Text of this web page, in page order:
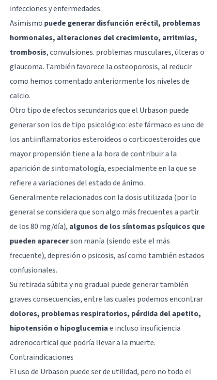
infecciones y enfermedades.
Asimismo puede generar disfunción eréctil, problemas
hormonales, alteraciones del crecimiento, arritmias,
trombosis,convulsiones. problemas musculares, úlceras o
glaucoma. También favorece la osteoporosis, al reducir
como hemos comentado anteriormente los niveles de
calcio.
Otro tipo de efectos secundarios que el Urbason puede
generar son los de tipo psicológico: este fármaco es uno de
los antiinflamatorios esteroideos o corticoesteroides que
mayor propensión tiene a la hora de contribuir a la
aparición de sintomatología, especialmente en la que se
refiere a variaciones del estado de ánimo.
Generalmente relacionados con la dosis utilizada (por lo
general se considera que son algo más frecuentes a partir
de los 80 mg/día), algunos de los síntomas psíquicos que
pueden aparecerson manía (siendo este el más
frecuente), depresión o psicosis, así como también estados
confusionales.
Su retirada súbita y no gradual puede generar también
graves consecuencias, entre las cuales podemos encontrar
dolores, problemas respiratorios, pérdida del apetito,
hipotensión o hipoglucemiae incluso insuficiencia
adrenocortical que podría llevar a la muerte.
Contraindicaciones
El uso de Urbason puede ser de utilidad, pero no todo el